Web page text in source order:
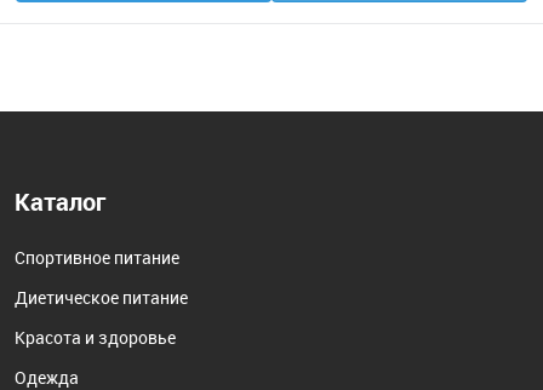
Каталог
Спортивное питание
Диетическое питание
Красота и здоровье
Одежда